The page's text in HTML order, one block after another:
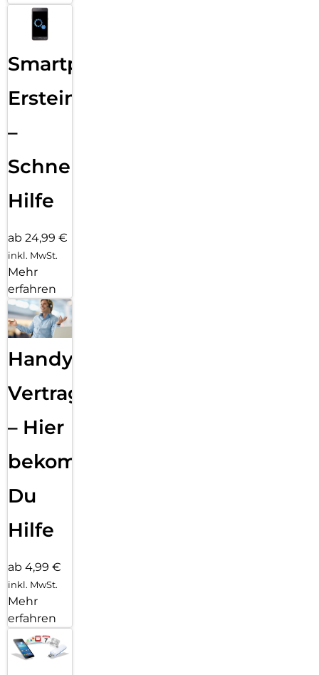
Smartphone
Ersteinrichtung
–
Schnelle
Hilfe
ab 24,99 €
inkl. MwSt.
Mehr
erfahren
Handy
Vertragsabwicklung
– Hier
bekommst
Du
Hilfe
ab 4,99 €
inkl. MwSt.
Mehr
erfahren